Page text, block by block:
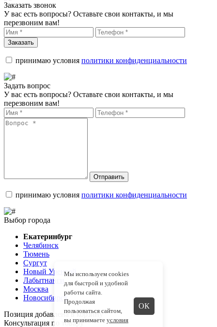
Заказать звонок
У вас есть вопросы? Оставьте свои контакты, и мы
перезвоним вам!
Заказать
принимаю условия политики конфиденциальности
Задать вопрос
У вас есть вопросы? Оставьте свои контакты, и мы
перезвоним вам!
Отправить
принимаю условия политики конфиденциальности
Выбор города
Екатеринбург
Челябинск
Тюмень
Сургут
Новый Уренгой
Лабытнанги
Москва
Новосибирск
Позиция добавлена в корзину
Консультация по товару
Мы используем cookies
для быстрой и удобной
работы сайта.
Продолжая
пользоваться сайтом,
вы принимаете условия
ОК